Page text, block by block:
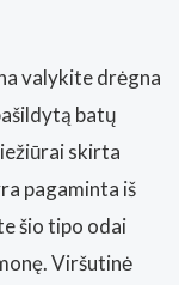
valykite drėgna
batų
skirta
pagaminta iš
šio tipo odai
Viršutinė